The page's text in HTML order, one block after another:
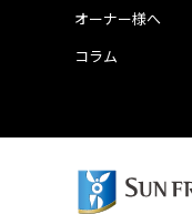
オーナー様へ
コラム